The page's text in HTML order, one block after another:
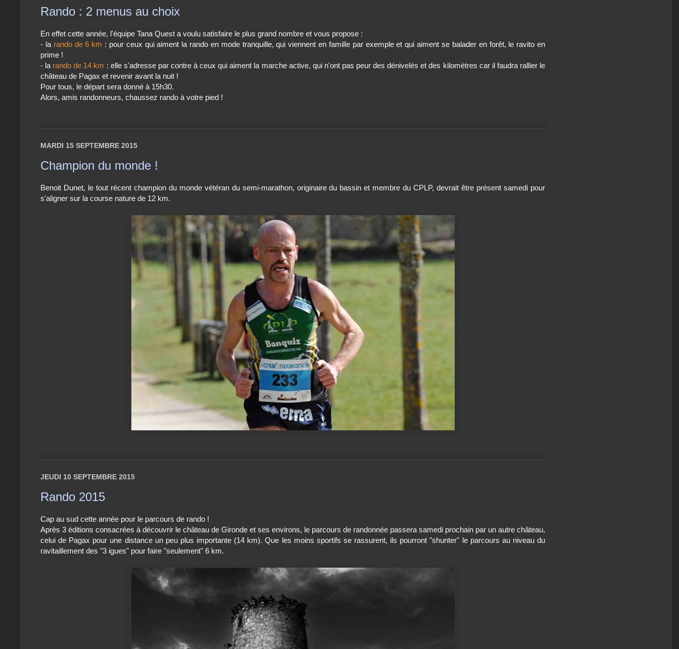
Rando : 2 menus au choix
En effet cette année, l'équipe Tana Quest a voulu satisfaire le plus grand nombre et vous propose :
- la rando de 6 km : pour ceux qui aiment la rando en mode tranquille, qui viennent en famille par exemple et qui aiment se balader en forêt, le ravito en
prime !
- la rando de 14 km : elle s'adresse par contre à ceux qui aiment la marche active, qui n'ont pas peur des dénivelés et des kilomètres car il faudra rallier le
château de Pagax et revenir avant la nuit !
Pour tous, le départ sera donné à 15h30.
Alors, amis randonneurs, chaussez rando à votre pied !
MARDI 15 SEPTEMBRE 2015
Champion du monde !
Benoit Dunet, le tout récent champion du monde vétéran du semi-marathon, originaire du bassin et membre du CPLP, devrait être présent samedi pour
s'aligner sur la course nature de 12 km.
JEUDI 10 SEPTEMBRE 2015
Rando 2015
Cap au sud cette année pour le parcours de rando !
Après 3 éditions consacrées à découvrir le château de Gironde et ses environs, le parcours de randonnée passera samedi prochain par un autre château,
celui de Pagax pour une distance un peu plus importante (14 km). Que les moins sportifs se rassurent, ils pourront "shunter" le parcours au niveau du
ravitaillement des "3 igues" pour faire "seulement" 6 km.